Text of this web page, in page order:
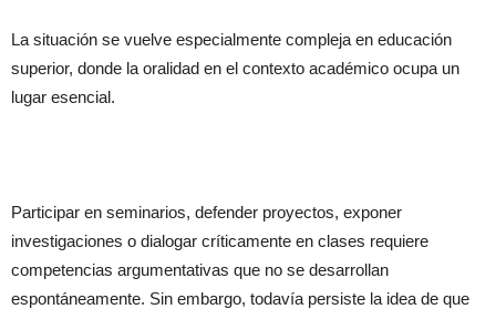
La situación se vuelve especialmente compleja en educación
superior, donde la oralidad en el contexto académico ocupa un
lugar esencial.
Participar en seminarios, defender proyectos, exponer
investigaciones o dialogar críticamente en clases requiere
competencias argumentativas que no se desarrollan
espontáneamente. Sin embargo, todavía persiste la idea de que